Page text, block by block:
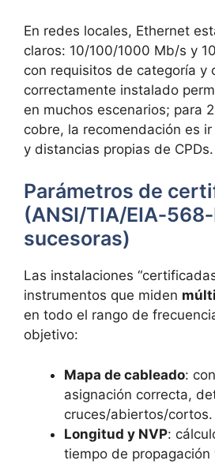
En redes locales, Ethernet
claros: 10/100/1000 Mb/s y
con requisitos de categoría y
correctamente instalado
en muchos escenarios; para
cobre, la recomendación es ir
y distancias propias de CPDs.
Parámetros de
(ANSI/TIA/
sucesoras)
Las instalaciones
instrumentos que miden
en todo el rango de
objetivo:
Mapa de cableado:
asignación correcta,
cruces/abiertos/cortos.
Longitud y NVP:
tiempo de propagación